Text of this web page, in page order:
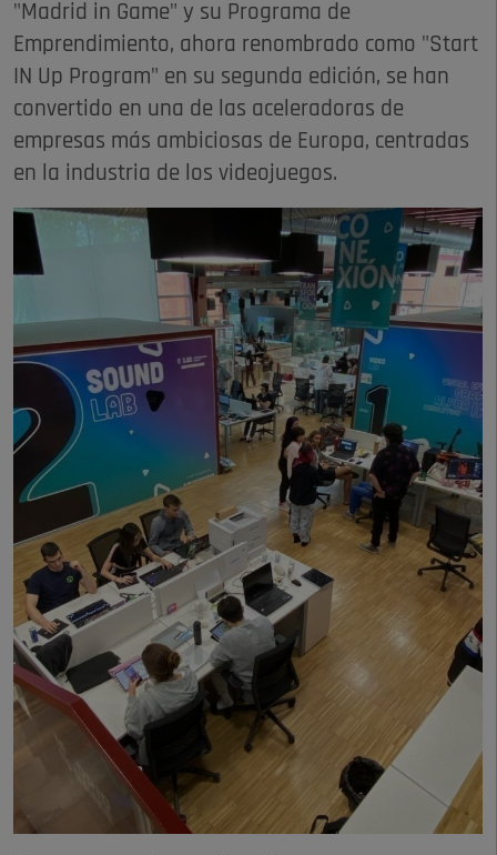
"Madrid in Game" y su Programa de
Emprendimiento, ahora renombrado como "Start
IN Up Program" en su segunda edición, se han
convertido en una de las aceleradoras de
empresas más ambiciosas de Europa, centradas
en la industria de los videojuegos.